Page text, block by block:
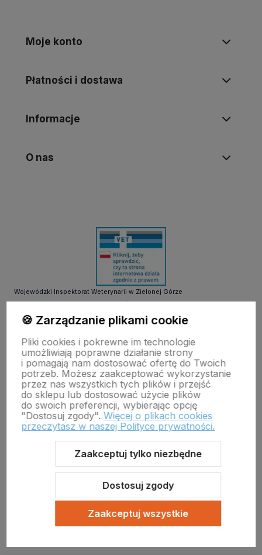
Moje konto
Płatności i dostawa
Informacje
O nas
Wojewódzki Inspektorat Weterynarii w Zielonej Górze
tel. 68 453 73 00 tel. 68 453 73 01
zielonagora.wiw@wet.zgora.pl
GŁÓWNY INSPEKTORAT WETERYNARII
OBRÓT DETALICZNY PRODUKTAMI OTC NA ODLEGŁOŚĆ
Sklep internetowy Shoper Premium
Szablon Shoper Modern 3.0™
🍪 Zarządzanie plikami cookie
Pliki cookies i pokrewne im technologie
umożliwiają poprawne działanie strony
i pomagają nam dostosować ofertę do Twoich
potrzeb. Możesz zaakceptować wykorzystanie
przez nas wszystkich tych plików i przejść
do sklepu lub dostosować użycie plików
do swoich preferencji, wybierając opcję
"Dostosuj zgody". Więcej o plikach cookies
przeczytasz w naszej Polityce prywatności.
Zaakceptuj tylko niezbędne
Dostosuj zgody
Zaakceptuj wszystkie